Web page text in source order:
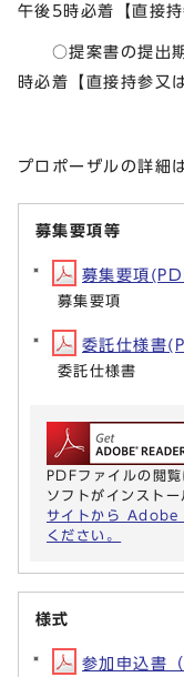
午後5時必着【直接持
○提案書の提出期
時必着【直接持参又
プロポーザルの詳細
募集要項等
募集要項
募集要項
委託仕様書
委託仕様書
PDFファイルの閲
ソフトがインストー
サイトから Adobe
ください。
様式
参加申込書